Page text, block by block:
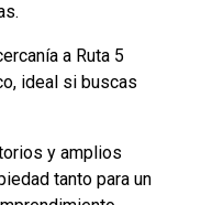
a Ruta 5
ideal si buscas
y amplios
tanto para un